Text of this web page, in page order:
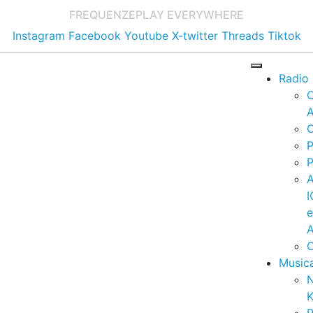
FREQUENZEPLAY EVERYWHERE
Instagram Facebook Youtube X-twitter Threads Tiktok
Radio
e